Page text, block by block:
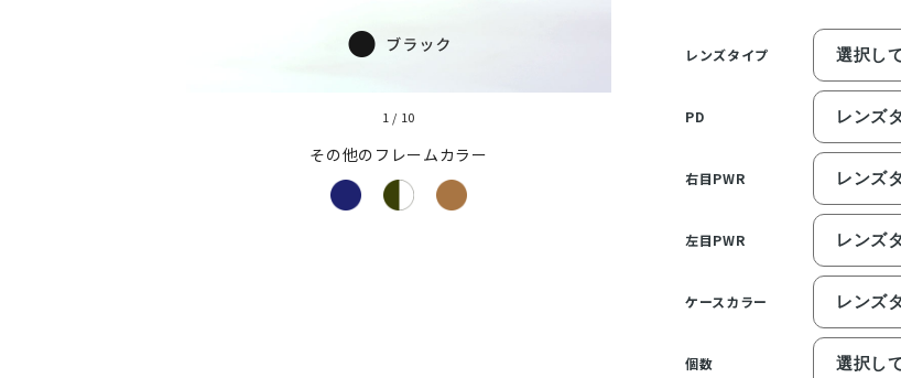
1 / 10
その他のフレームカラー
レンズタイプ
PD
右目PWR
左目PWR
ケースカラー
個数